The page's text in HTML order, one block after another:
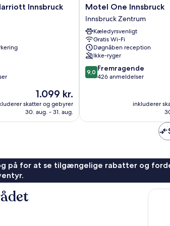
Innsbruck
Prisen
er
1.099 kr.
1.099 kr.
skatter og gebyrer
30. aug. - 31. aug.
Motel
One
Innsbruck
Innsbruck
Zentrum
Motel One Innsbruck
Innsbruck Zentrum
Kæledyrsvenligt
Gratis Wi-Fi
Døgnåben reception
Ikke-ryger
9.0
ud
anmeldelser
9,0 Fremragende
426 anmeldelser
inkluderer
på for at se tilgængelige rabatter og